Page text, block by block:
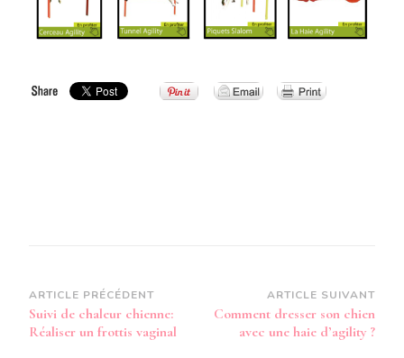
Navigation
d’article
ARTICLE PRÉCÉDENT
Suivi de chaleur chienne:
Réaliser un frottis vaginal
ARTICLE SUIVANT
Comment dresser son chien
avec une haie d’agility ?